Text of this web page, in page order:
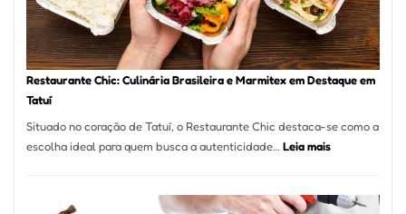
Restaurante Chic: Culinária Brasileira e Marmitex em Destaque em
Tatuí
Situado no coração de Tatuí, o Restaurante Chic destaca-se como a
escolha ideal para quem busca a autenticidade… Leia mais:
Culinária